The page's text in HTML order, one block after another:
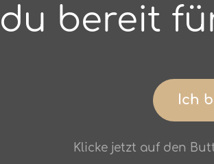
bereit
Ich
Klicke jetzt auf den